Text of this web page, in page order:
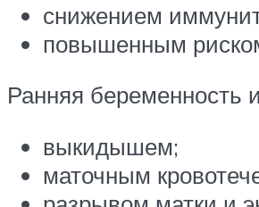
снижением
повышенным
Ранняя беременность
выкидышем;
маточным